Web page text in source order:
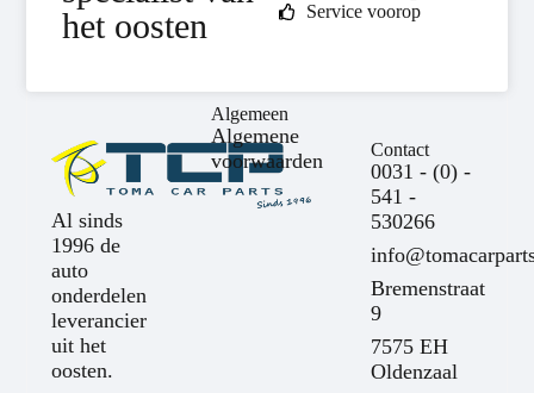
het oosten
Service voorop
Al sinds
1996 de
auto
onderdelen
leverancier
uit het
oosten.
Algemeen
Algemene
voorwaarden
Contact
0031 - (0) -
541 -
530266
Bremenstraat
9
7575 EH
Oldenzaal